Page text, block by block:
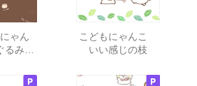
ゃん
み工
こどもにゃんこ
いい感じの枝